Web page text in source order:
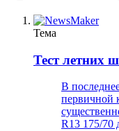
Тема
Тест летних
В
первичной
R13 175/70